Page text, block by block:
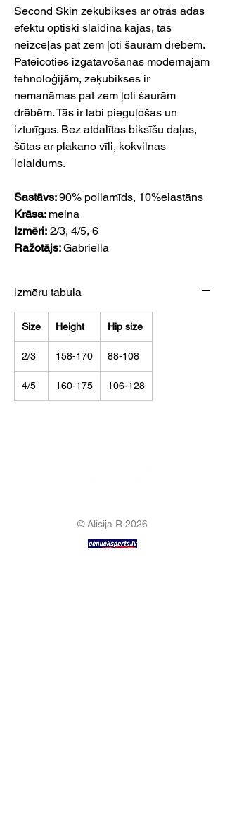
Second Skin zeķubikses ar otrās ādas
efektu optiski slaidina kājas, tās
neizceļas pat zem ļoti šaurām drēbēm.
Pateicoties izgatavošanas modernajām
tehnoloģijām, zeķubikses ir
nemanāmas pat zem ļoti šaurām
drēbēm. Tās ir labi pieguļošas un
izturīgas. Bez atdalītas biksīšu daļas,
šūtas ar plakano vīli, kokvilnas
ielaidums.
Sastāvs:90% poliamīds, 10%elastāns
Krāsa: melna
Izmēri: 2/3, 4/5, 6
Ražotājs:Gabriella
izmēru tabula
Size Height Hip size
2/3 158-170 88-108
4/5 160-175 106-128
© Alisija R 2026